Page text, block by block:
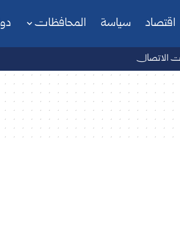
اقتصاد سياسة المحافظات
الاتصال